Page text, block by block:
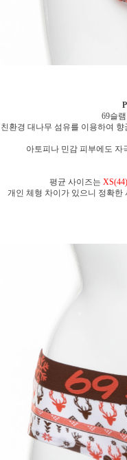
69슬
친환경 대나무 섬유를 이용하여
아토피나 민감 피부에도 자
평균 사이즈는
개인 체형 차이가 있으니 정확한